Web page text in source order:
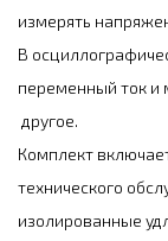
измерять
В
переменный ток и
другое.
Комплект
технического
изолированные